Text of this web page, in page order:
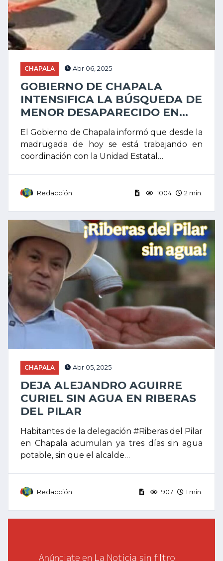
CHAPALA Abr 06, 2025
GOBIERNO DE CHAPALA
INTENSIFICA LA BÚSQUEDA DE
MENOR DESAPARECIDO EN...
El Gobierno de Chapala informó que desde la
madrugada de hoy se está trabajando en
coordinación con la Unidad Estatal…
Redacción 1004 2 min.
CHAPALA Abr 05, 2025
DEJA ALEJANDRO AGUIRRE
CURIEL SIN AGUA EN RIBERAS
DEL PILAR
Habitantes de la delegación #Riberas del Pilar
en Chapala acumulan ya tres días sin agua
potable, sin que el alcalde…
Redacción 907 1 min.